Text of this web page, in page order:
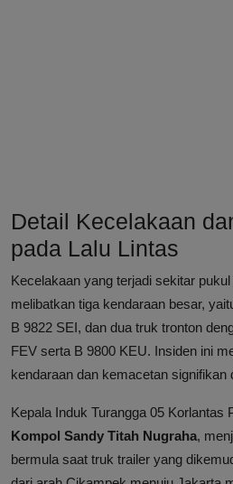
Detail Kecelakaan
pada Lalu Lintas
Kecelakaan yang terjadi sekitar
melibatkan tiga kendaraan besar,
B 9822 SEI, dan dua truk tronton
FEV serta B 9800 KEU. Insiden ini
kendaraan dan kemacetan signifikan
Kepala Induk Turangga 05 Korlantas
Kompol Sandy Titah Nugraha,
bermula saat truk trailer yang